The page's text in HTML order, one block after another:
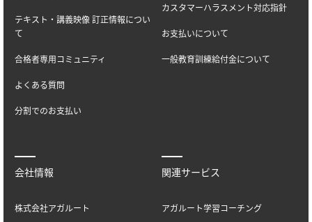
テキスト・講義映像 訂正情報につい
て
合格者専用コミュニティ
よくある質問
分割でのお支払い
カスタマーハラスメント対応指針
お支払いについて
一般教育訓練給付金について
会社情報
株式会社アガルート
関連サービス
アガルート学習コーチング